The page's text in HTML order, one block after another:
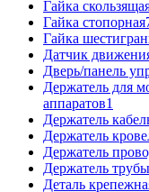
Гайка
Гайка стопорная
Гайка
Датчик
Дверь/панель
Держатель для
аппаратов1
Держатель
Держатель
Держатель
Держатель
Деталь